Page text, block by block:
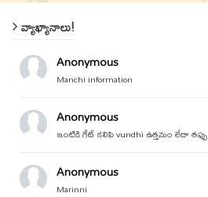
వ్యాఖ్యానాలు!
Anonymous
Manchi information
Anonymous
ఇంటికి గేట్ కలిపి vundhi ఉత్తమం లేదా తప్పు
Anonymous
Marinni